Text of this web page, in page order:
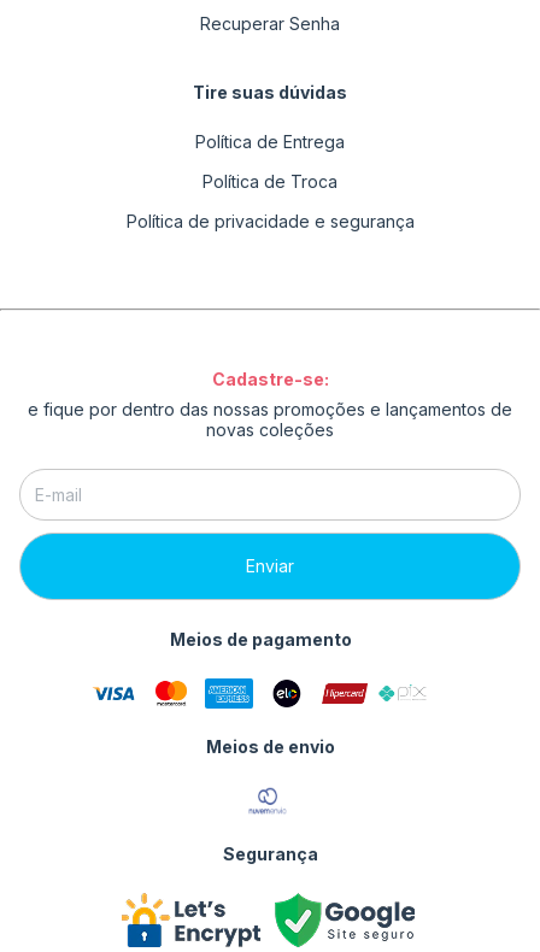
Recuperar Senha
Tire suas dúvidas
Política de Entrega
Política de Troca
Política de privacidade e segurança
Cadastre-se:
e fique por dentro das nossas promoções e lançamentos de
novas coleções
Meios de pagamento
Meios de envio
Segurança